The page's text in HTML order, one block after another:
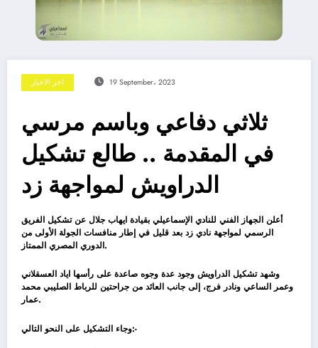
اخر الاخبار 19 September، 2023
ثلاثي دفاعي وباسم مرسي
في المقدمة .. طالع تشكيل
الدراويش لمواجهة زد
أعلن الجهاز الفني للنادي الإسماعيلي بقيادة ايهاب جلال عن تشكيل الفريق
الرسمي لمواجهة نادي زد بعد قليل في إطار منافسات الجولة الأولى من
الدوري المصري الممتاز.
وشهد تشكيل الدراويش وجود عدة وجوه صاعدة على رأسها اياد العسقلاني
وعمر الساعي ونادر فرج، إلى جانب العائد من جراحتين للرباط الصليبي محمد
عمار.
وجاء التشكيل على النحو التالي:-